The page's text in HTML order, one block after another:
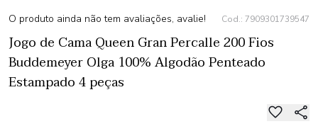
O produto ainda não tem avaliações, avalie! Cod.: 7909301739547
Jogo de Cama Queen Gran Percalle 200 Fios
Buddemeyer Olga 100% Algodão Penteado
Estampado 4 peças